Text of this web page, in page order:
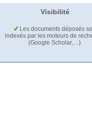
Visibilité
Les documents déposés
indexés par les moteurs de
(Google Scholar,…).